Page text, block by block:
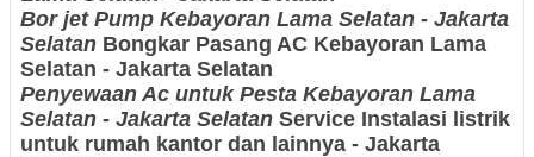
Bor jet Pump Kebayoran Lama Selatan - Jakarta
Selatan Bongkar Pasang AC Kebayoran Lama
Selatan - Jakarta Selatan
Penyewaan Ac untuk Pesta Kebayoran Lama
Selatan - Jakarta Selatan Service Instalasi listrik
untuk rumah kantor dan lainnya - Jakarta